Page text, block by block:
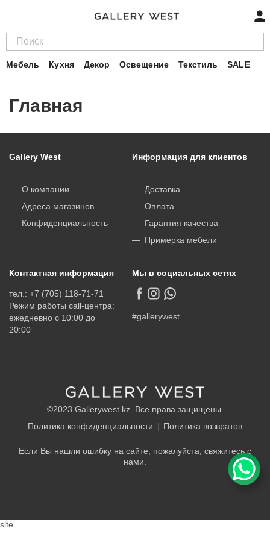
Мебель Кухня Декор Освещение Текстиль SALE
Главная
Gallery West
О компании
Адреса магазинов
Конфиденциальность
Информация для клиентов
Доставка
Оплата
Гарантия качества
Примерка мебели
Контактная информация
тел.: +7 (705) 118-71-71
Режим работы call-центра:
ежедневно с 10:00 до
20:00
Мы в социальных сетях
#gallerywest
©2023 Gallerywest.kz. Все права защищены.
Политика конфиденциальности
Политика возвратов
Если Вы нашли ошибку на сайте, пожалуйста, свяжитесь с
нами.
site